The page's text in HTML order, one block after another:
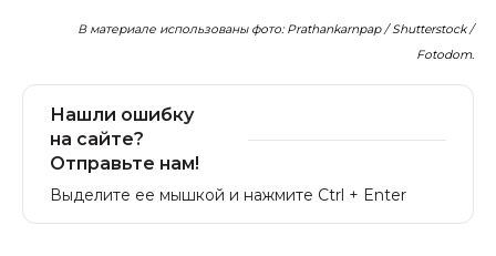
В материале использованы фото: Prathankarnpap / Shutterstock /
Fotodom.
Нашли ошибку
на сайте?
Отправьте нам!
Выделите ее мышкой и нажмите Ctrl + Enter